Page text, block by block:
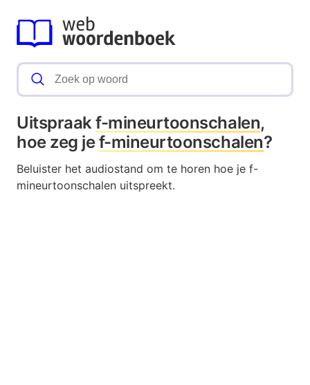
Uitspraakf-mineurtoonschalen,
hoe zeg jef-mineurtoonschalen?
Beluister het audiostand om te horen hoe je f-
mineurtoonschalen uitspreekt.